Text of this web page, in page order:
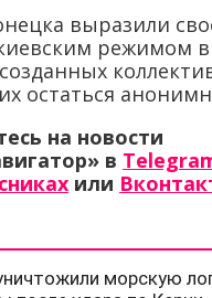
выразили
режимом
остаться
на новости
в
или